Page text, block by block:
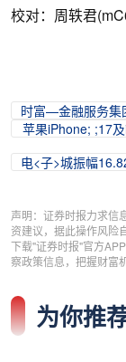
校对：周轶君
时富—金融服务集
苹果iPhone; ;17
电<子>城振幅
声明：证券时报力求信
资建议，据此操作风险
下载"证券时报"官方
察政策信息，把握财富
为你推